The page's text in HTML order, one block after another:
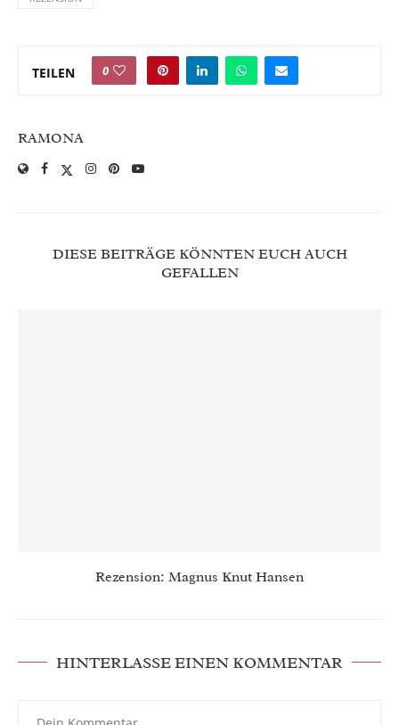
TEILEN 0
RAMONA
DIESE BEITRÄGE KÖNNTEN EUCH AUCH
GEFALLEN
Rezension: Magnus Knut Hansen
HINTERLASSE EINEN KOMMENTAR